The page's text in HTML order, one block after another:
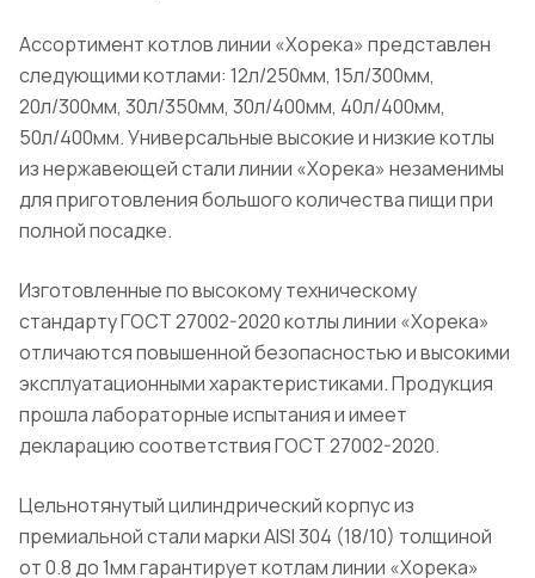
Ассортимент котлов линии «Хорека» представлен
следующими котлами: 12л/250мм, 15л/300мм,
20л/300мм, 30л/350мм, 30л/400мм, 40л/400мм,
50л/400мм. Универсальные высокие и низкие котлы
из нержавеющей стали линии «Хорека» незаменимы
для приготовления большого количества пищи при
полной посадке.
Изготовленные по высокому техническому
стандарту ГОСТ 27002-2020 котлы линии «Хорека»
отличаются повышенной безопасностью и высокими
эксплуатационными характеристиками. Продукция
прошла лабораторные испытания и имеет
декларацию соответствия ГОСТ 27002-2020.
Цельнотянутый цилиндрический корпус из
премиальной стали марки AISI 304 (18/10) толщиной
от 0.8 до 1мм гарантирует котлам линии «Хорека»